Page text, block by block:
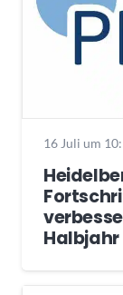
16 Juli um
Halbjahr